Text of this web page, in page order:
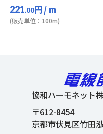
221.00円/ m
(販売単位：100m)
協和ハーモネット
〒612-8454
京都市伏見区竹田